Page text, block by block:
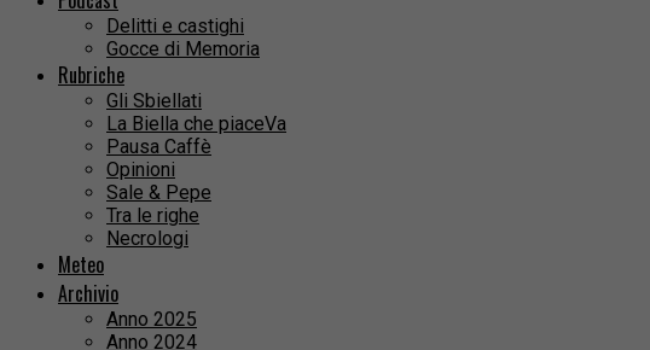
Delitti e castighi
Gocce di Memoria
Rubriche
Gli Sbiellati
La Biella che piaceVa
Pausa Caffè
Opinioni
Sale & Pepe
Tra le righe
Necrologi
Meteo
Archivio
Anno 2025
Anno 2024